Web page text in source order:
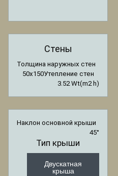
Стены
Толщина наружных стен
50x150Утепление стен
3.52 Wt(m2 h)
Наклон основной крыши
45°
Тип крыши
Двускатная
крыша